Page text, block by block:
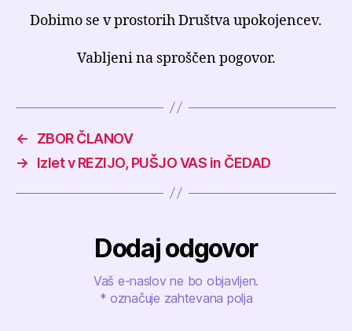
Dobimo se v prostorih Društva upokojencev.
Vabljeni na sproščen pogovor.
←
ZBOR ČLANOV
→
Izlet v REZIJO, PUŠJO VAS in ČEDAD
Dodaj odgovor
Vaš e-naslov ne bo objavljen.
* označuje zahtevana polja